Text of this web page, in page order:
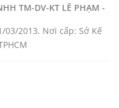
TM-DV-KT LÊ PHẠM -
03/2013. Nơi cấp: Sở Kế